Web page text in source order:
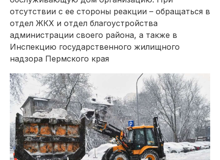
отсутствии с ее стороны реакции – обращаться в
отдел ЖКХ и отдел благоустройства
администрации своего района, а также в
Инспекцию государственного жилищного
надзора Пермского края